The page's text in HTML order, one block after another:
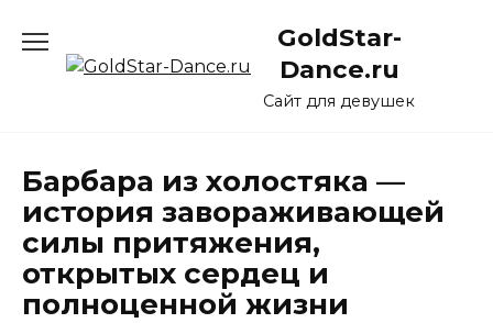
содержанию
GoldStar-
Dance.ru
Сайт для девушек
Барбара из холостяка —
история завораживающей
силы притяжения,
открытых сердец и
полноценной жизни